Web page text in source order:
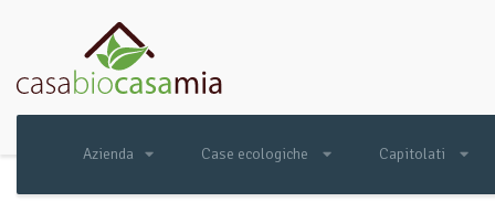
Azienda Case ecologiche Capitolati